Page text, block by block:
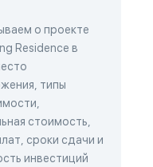
о проекте
Residence в
типы
стоимость,
сроки сдачи и
инвестиций